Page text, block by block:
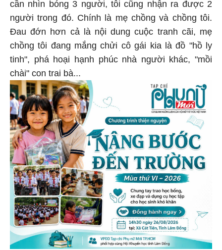
cần nhìn bóng 3 người, tôi cũng nhận ra được 2
người trong đó. Chính là mẹ chồng và chồng tôi.
Đau đớn hơn cả là nội dung cuộc tranh cãi, mẹ
chồng tôi đang mắng chửi cô gái kia là đồ "hồ ly
tinh", phá hoại hạnh phúc nhà người khác, "mồi
chài" con trai bà...